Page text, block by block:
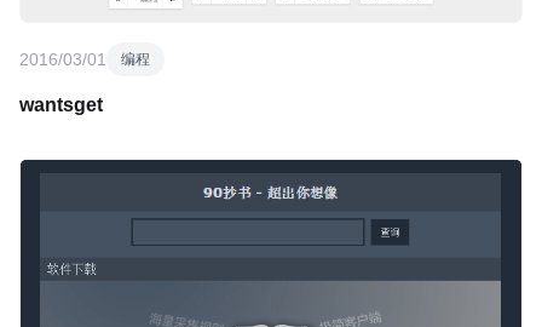
2016/03/01 编程
wantsget